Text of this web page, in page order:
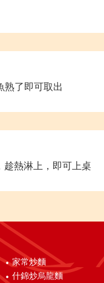
熟了即可取出
趁熱淋上，即可上桌
家常炒麵
什錦炒烏龍麵